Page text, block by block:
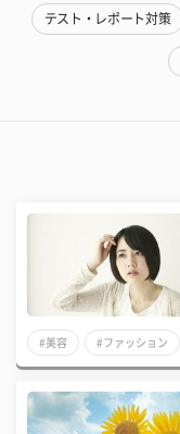
テスト・レポート対策
#美容 #ファッション